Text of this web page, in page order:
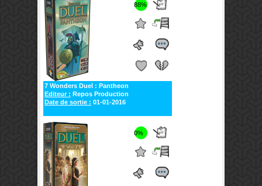
88%
7 Wonders Duel : Pantheon
Editeur : Repos Production
Date de sortie : 01-01-2016
0%